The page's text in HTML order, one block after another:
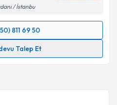
/ İstanbu
811 69 50
Talep Et